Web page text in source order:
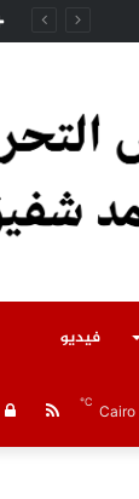
فيديو
RSS Cairo
℃